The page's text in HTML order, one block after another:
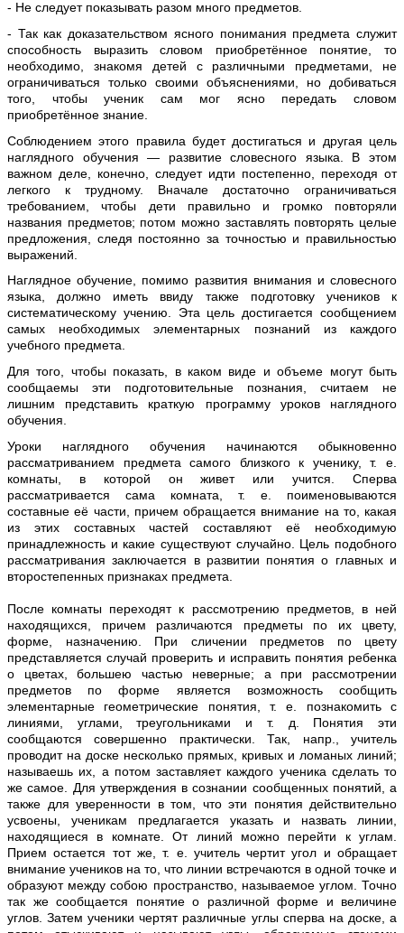
- Не следует показывать разом много предметов.
- Так как доказательством ясного понимания предмета служит
способность выразить словом приобретённое понятие, то
необходимо, знакомя детей с различными предметами, не
ограничиваться только своими объяснениями, но добиваться
того, чтобы ученик сам мог ясно передать словом
приобретённое знание.
Соблюдением этого правила будет достигаться и другая цель
наглядного обучения — развитие словесного языка. В этом
важном деле, конечно, следует идти постепенно, переходя от
легкого к трудному. Вначале достаточно ограничиваться
требованием, чтобы дети правильно и громко повторяли
названия предметов; потом можно заставлять повторять целые
предложения, следя постоянно за точностью и правильностью
выражений.
Наглядное обучение, помимо развития внимания и словесного
языка, должно иметь ввиду также подготовку учеников к
систематическому учению. Эта цель достигается сообщением
самых необходимых элементарных познаний из каждого
учебного предмета.
Для того, чтобы показать, в каком виде и объеме могут быть
сообщаемы эти подготовительные познания, считаем не
лишним представить краткую программу уроков наглядного
обучения.
Уроки наглядного обучения начинаются обыкновенно
рассматриванием предмета самого близкого к ученику, т. е.
комнаты, в которой он живет или учится. Сперва
рассматривается сама комната, т. е. поименовываются
составные её части, причем обращается внимание на то, какая
из этих составных частей составляют её необходимую
принадлежность и какие существуют случайно. Цель подобного
рассматривания заключается в развитии понятия о главных и
второстепенных признаках предмета.
После комнаты переходят к рассмотрению предметов, в ней
находящихся, причем различаются предметы по их цвету,
форме, назначению. При сличении предметов по цвету
представляется случай проверить и исправить понятия ребенка
о цветах, большею частью неверные; а при рассмотрении
предметов по форме является возможность сообщить
элементарные геометрические понятия, т. е. познакомить с
линиями, углами, треугольниками и т. д. Понятия эти
сообщаются совершенно практически. Так, напр., учитель
проводит на доске несколько прямых, кривых и ломаных линий;
называешь их, а потом заставляет каждого ученика сделать то
же самое. Для утверждения в сознании сообщенных понятий, а
также для уверенности в том, что эти понятия действительно
усвоены, ученикам предлагается указать и назвать линии,
находящиеся в комнате. От линий можно перейти к углам.
Прием остается тот же, т. е. учитель чертит угол и обращает
внимание учеников на то, что линии встречаются в одной точке и
образуют между собою пространство, называемое углом. Точно
так же сообщается понятие о различной форме и величине
углов. Затем ученики чертят различные углы сперва на доске, а